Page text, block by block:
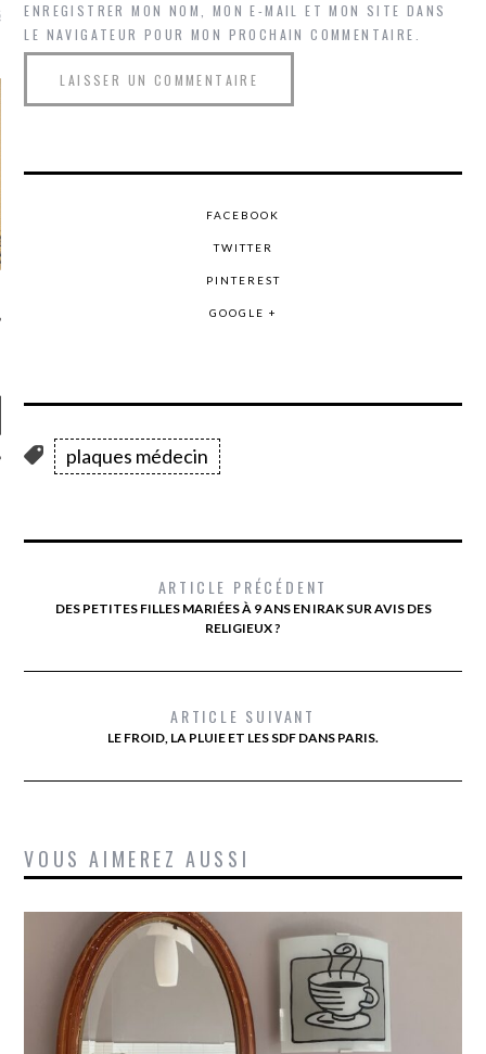
je ne parle presque que
ENREGISTRER MON NOM, MON E-MAIL ET MON SITE DANS
LE NAVIGATEUR POUR MON PROCHAIN COMMENTAIRE.
FACEBOOK
TWITTER
PINTEREST
GOOGLE +
plaques médecin
ARTICLE PRÉCÉDENT
DES PETITES FILLES MARIÉES À 9 ANS EN IRAK SUR AVIS DES
RELIGIEUX ?
ARTICLE SUIVANT
LE FROID, LA PLUIE ET LES SDF DANS PARIS.
VOUS AIMEREZ AUSSI